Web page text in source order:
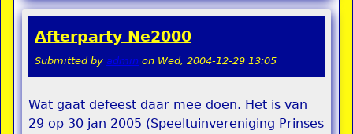
Afterparty Ne2000
Submitted by admin on Wed, 2004-12-29 13:05
Wat gaat defeest daar mee doen. Het is van
29 op 30 jan 2005 (Speeltuinvereniging Prinses